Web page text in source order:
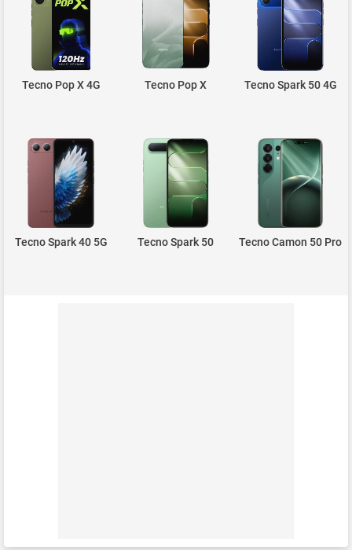
Tecno Pop X 4G Tecno Pop X Tecno Spark 50 4G
Tecno Spark 40 5G Tecno Spark 50 Tecno Camon 50 Pro